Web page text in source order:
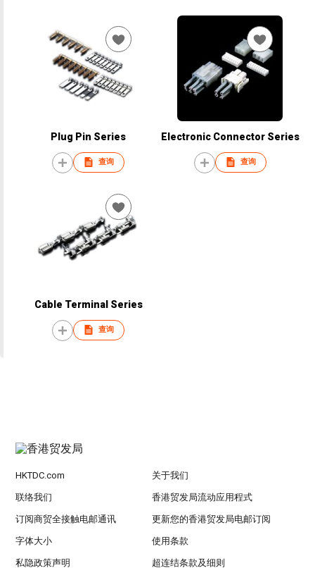
Plug Pin Series
查询
Electronic Connector Series
查询
Cable Terminal Series
查询
HKTDC.com 关于我们
联络我们 香港贸发局流动应用程式
订阅商贸全接触电邮通讯 更新您的香港贸发局电邮订阅
字体大小 使用条款
私隐政策声明 超连结条款及细则